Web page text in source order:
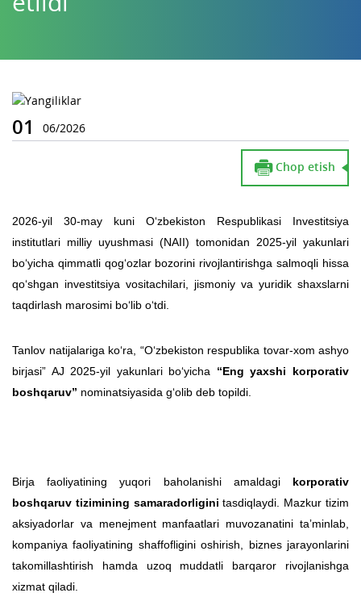
01 06/2026
Chop etish
2026-yil 30-may kuni O‘zbekiston Respublikasi Investitsiya
institutlari milliy uyushmasi (NAII) tomonidan 2025-yil yakunlari
bo‘yicha qimmatli qog‘ozlar bozorini rivojlantirishga salmoqli hissa
qo‘shgan investitsiya vositachilari, jismoniy va yuridik shaxslarni
taqdirlash marosimi bo‘lib o‘tdi.
Tanlov natijalariga ko‘ra, “O‘zbekiston respublika tovar-xom ashyo
birjasi” AJ 2025-yil yakunlari bo‘yicha “Eng yaxshi korporativ
boshqaruv” nominatsiyasida g‘olib deb topildi.
Birja faoliyatining yuqori baholanishi amaldagi korporativ
boshqaruv tizimining samaradorligini tasdiqlaydi. Mazkur tizim
aksiyadorlar va menejment manfaatlari muvozanatini taʼminlab,
kompaniya faoliyatining shaffofligini oshirish, biznes jarayonlarini
takomillashtirish hamda uzoq muddatli barqaror rivojlanishga
xizmat qiladi.